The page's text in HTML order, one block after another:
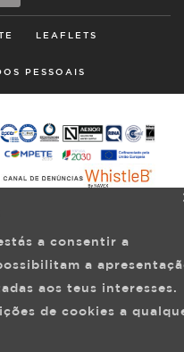
LEAFLETS
PESSOAIS
a consentir a
a
aos teus interesses.
de cookies a